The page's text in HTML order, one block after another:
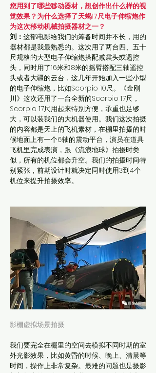
您用到了哪些移动器材，想创作出什么样的视
觉效果？为什么选择了天蝎17尺电子伸缩炮作
为这次移动机械拍摄器材之一？
刘： 这部电影给我们的筹备时间并不长，用的
器材都是我最熟悉的。这次用了两台四、五十
尺规格的大型电子伸缩炮搭配减震头或遥控
头，同时用了16米和8米的摇臂搭配三轴遥控
头或者大疆的云台，这几年开始加入一些小型
的电子伸缩炮，比如Scorpio 10尺。《金刚
川》这次还用了一台全新的Scorpio 17尺，
Scorpio 17尺用起来特别方便，承重也足够
大，可以装我们的大机器使用。我们这次拍摄
的内容都是天上的飞机素材，在棚里拍摄的时
候地面上有一个6轴的震动平台，演员在道具
飞机里完成表演，跟《流浪地球》拍摄时类
似，所有的机位都会升空。我们的拍摄时间特
别紧张，前期设计时就决定同时使用3到4个
机位来提升拍摄效率。
影棚虚拟场景拍摄
我们要完全在棚里的空间去模拟不同时期的室
外光影效果，比如黄昏的时候、晚上、清晨等
时间，操作上非常复杂。最难的问题也是摄影